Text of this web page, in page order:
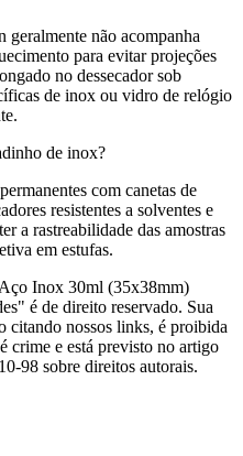
não acompanha
para evitar projeções
no dessecador sob
de inox ou vidro de relógio
de inox?
com canetas de
resistentes a solventes e
a rastreabilidade das amostras
em estufas.
Inox 30ml (35x38mm)
é de direito reservado. Sua
citando nossos links, é proibida
crime e está previsto no artigo
98 sobre direitos autorais.